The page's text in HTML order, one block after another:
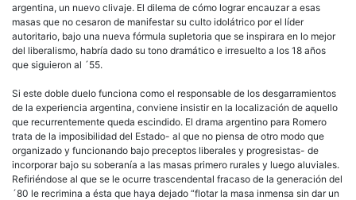
argentina, un nuevo clivaje. El dilema de cómo lograr encauzar a esas
masas que no cesaron de manifestar su culto idolátrico por el líder
autoritario, bajo una nueva fórmula supletoria que se inspirara en lo mejor
del liberalismo, habría dado su tono dramático e irresuelto a los 18 años
que siguieron al ´55.
Si este doble duelo funciona como el responsable de los desgarramientos
de la experiencia argentina, conviene insistir en la localización de aquello
que recurrentemente queda escindido. El drama argentino para Romero
trata de la imposibilidad del Estado- al que no piensa de otro modo que
organizado y funcionando bajo preceptos liberales y progresistas- de
incorporar bajo su soberanía a las masas primero rurales y luego aluviales.
Refiriéndose al que se le ocurre trascendental fracaso de la generación del
´80 le recrimina a ésta que haya dejado “flotar la masa inmensa sin dar un